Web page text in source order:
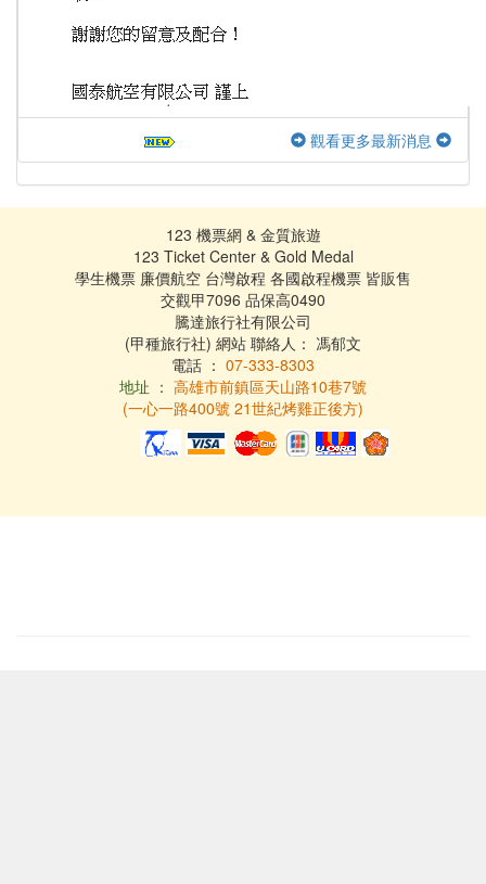
觀看更多最新消息
123 機票網 & 金質旅遊
123 Ticket Center & Gold Medal
學生機票 廉價航空 台灣啟程 各國啟程機票 皆販售
交觀甲7096 品保高0490
騰達旅行社有限公司
(甲種旅行社) 網站 聯絡人： 馮郁文
電話 ： 07-333-8303
地址 ： 高雄市前鎮區天山路10巷7號
(一心一路400號 21世紀烤雞正後方)